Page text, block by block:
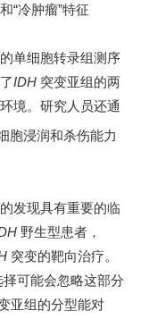
“冷肿瘤”特征
单细胞转录组测序
IDH 突变亚组的两
境。研究人员还通
胞浸润和杀伤能力
发现具有重要的临
野生型患者，
突变的靶向治疗。
可能会忽略这部分
亚组的分型能对